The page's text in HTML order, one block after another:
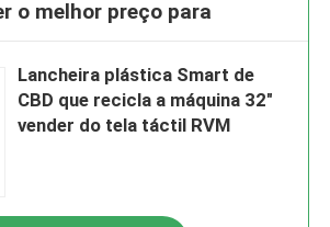
o melhor preço para
Lancheira plástica Smart de
CBD que recicla a máquina 32"
vender do tela táctil RVM